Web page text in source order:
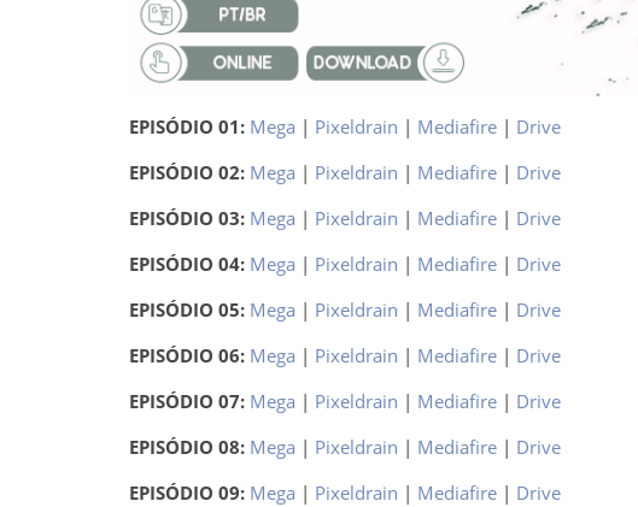
EPISÓDIO 01: Mega | Pixeldrain | Mediafire| Drive
EPISÓDIO 02: Mega | Pixeldrain | Mediafire| Drive
EPISÓDIO 03: Mega | Pixeldrain | Mediafire| Drive
EPISÓDIO 04: Mega | Pixeldrain | Mediafire| Drive
EPISÓDIO 05: Mega | Pixeldrain | Mediafire| Drive
EPISÓDIO 06: Mega | Pixeldrain | Mediafire| Drive
EPISÓDIO 07: Mega | Pixeldrain | Mediafire| Drive
EPISÓDIO 08: Mega | Pixeldrain | Mediafire| Drive
EPISÓDIO 09: Mega | Pixeldrain | Mediafire| Drive